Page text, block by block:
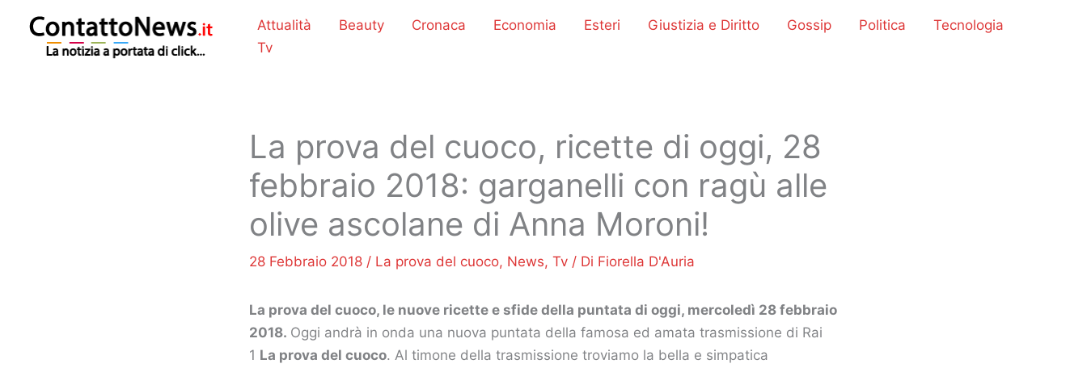
contenuto
Attualità Beauty Cronaca Economia Esteri Giustizia e Diritto Gossip Politica
Tecnologia
Tv
La prova del cuoco, ricette di oggi, 28
febbraio 2018: garganelli con ragù alle
olive ascolane di Anna Moroni!
28 Febbraio 2018 / La prova del cuoco, News, Tv / Di Fiorella D'Auria
La prova del cuoco, le nuove ricette e sfide della puntata di oggi, mercoledì 28 febbraio
2018. Oggi andrà in onda una nuova puntata della famosa ed amata trasmissione di Rai
1 La prova del cuoco. Al timone della trasmissione troviamo la bella e simpatica